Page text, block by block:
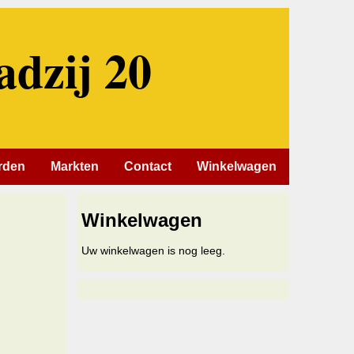
20
Winkelwagen
Contact
Markten
Winkelwagen
Uw winkelwagen is nog leeg.